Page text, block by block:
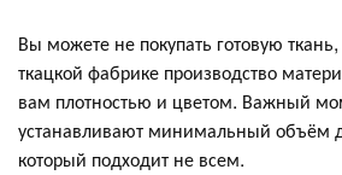
Вы можете не покупать готовую ткань,
ткацкой фабрике производство
вам плотностью и цветом. Важный
устанавливают минимальный объём
который подходит не всем.